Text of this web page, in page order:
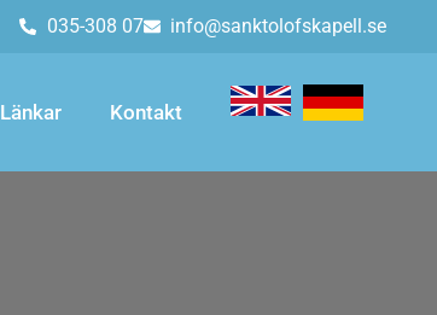
035-308 07 info@sanktolofskapell.se
Länkar Kontakt